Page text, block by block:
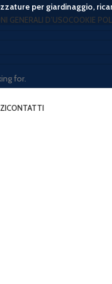
per giardinaggio,
GENERALI D’USOCOOKIE
CONTATTI
for.